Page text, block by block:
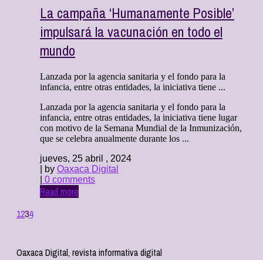
La campaña ‘Humanamente Posible’
impulsará la vacunación en todo el
mundo
Lanzada por la agencia sanitaria y el fondo para la
infancia, entre otras entidades, la iniciativa tiene ...
Lanzada por la agencia sanitaria y el fondo para la
infancia, entre otras entidades, la iniciativa tiene lugar
con motivo de la Semana Mundial de la Inmunización,
que se celebra anualmente durante los ...
jueves, 25 abril , 2024
| by Oaxaca Digital
0 comments
Read more
1234
Oaxaca Digital, revista informativa digital